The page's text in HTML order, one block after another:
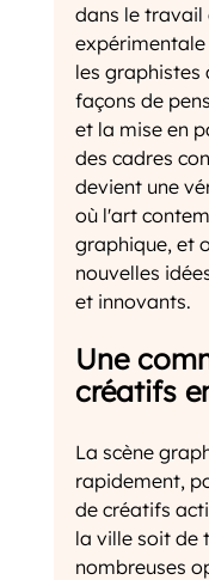
dans le travail
les graphistes
façons de
et la mise en
des cadres
devient une
où l'art
graphique, et
nouvelles
et innovants.
Une
créatifs
La scène
rapidement,
de créatifs
la ville soit de
nombreuses